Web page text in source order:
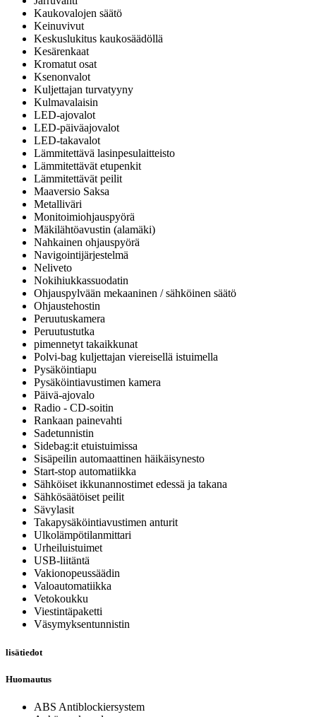
Kaukovalojen säätö
Keinuvivut
Keskuslukitus kaukosäädöllä
Kesärenkaat
Kromatut osat
Ksenonvalot
Kuljettajan turvatyyny
Kulmavalaisin
LED-ajovalot
LED-päiväajovalot
LED-takavalot
Lämmitettävä lasinpesulaitteisto
Lämmitettävät etupenkit
Lämmitettävät peilit
Maaversio Saksa
Metalliväri
Monitoimiohjauspyörä
Mäkilähtöavustin (alamäki)
Nahkainen ohjauspyörä
Navigointijärjestelmä
Neliveto
Nokihiukkassuodatin
Ohjauspylvään mekaaninen / sähköinen säätö
Ohjaustehostin
Peruutuskamera
Peruutustutka
pimennetyt takaikkunat
Polvi-bag kuljettajan viereisellä istuimella
Pysäköintiapu
Pysäköintiavustimen kamera
Päivä-ajovalo
Radio - CD-soitin
Rankaan painevahti
Sadetunnistin
Sidebag:it etuistuimissa
Sisäpeilin automaattinen häikäisynesto
Start-stop automatiikka
Sähköiset ikkunannostimet edessä ja takana
Sähkösäätöiset peilit
Sävylasit
Takapysäköintiavustimen anturit
Ulkolämpötilanmittari
Urheiluistuimet
USB-liitäntä
Vakionopeussäädin
Valoautomatiikka
Vetokoukku
Viestintäpaketti
Väsymyksentunnistin
lisätiedot
Huomautus
ABS Antiblockiersystem